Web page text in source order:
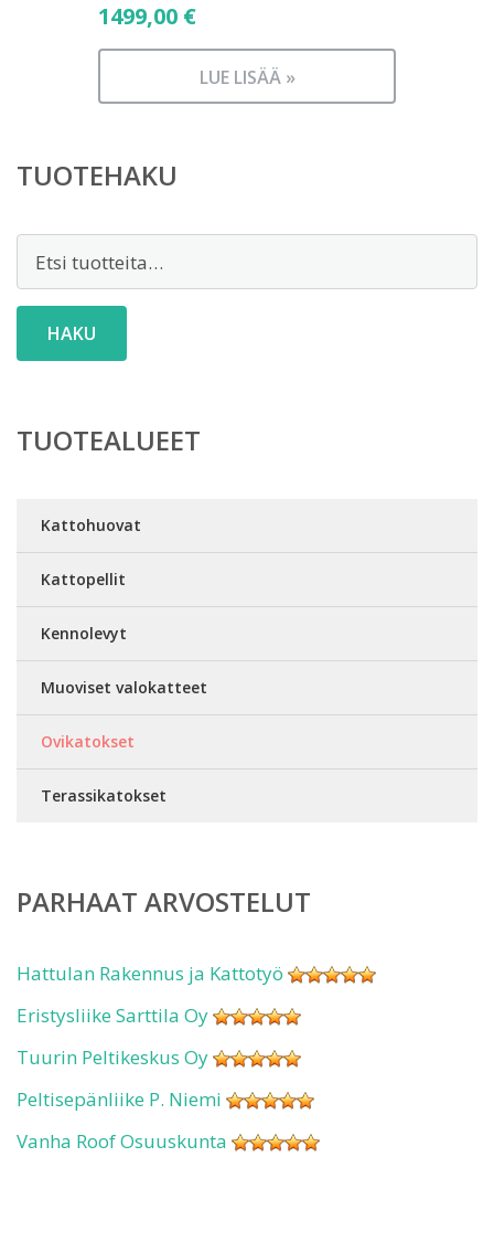
1499,00 €
LUE LISÄÄ »
TUOTEHAKU
HAKU
TUOTEALUEET
Kattohuovat
Kattopellit
Kennolevyt
Muoviset valokatteet
Ovikatokset
Terassikatokset
PARHAAT ARVOSTELUT
Hattulan Rakennus ja Kattotyö
Eristysliike Sarttila Oy
Tuurin Peltikeskus Oy
Peltisepänliike P. Niemi
Vanha Roof Osuuskunta